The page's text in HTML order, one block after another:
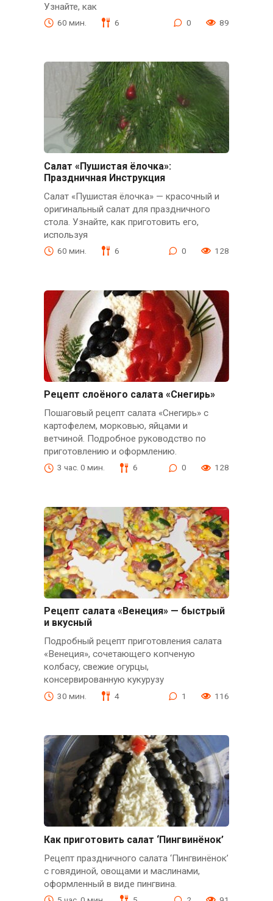
Узнайте, как
60 мин. 6 0 89
Салат «Пушистая ёлочка»:
Праздничная Инструкция
Салат «Пушистая ёлочка» — красочный и
оригинальный салат для праздничного
стола. Узнайте, как приготовить его,
используя
60 мин. 6 0 128
Рецепт слоёного салата «Снегирь»
Пошаговый рецепт салата «Снегирь» с
картофелем, морковью, яйцами и
ветчиной. Подробное руководство по
приготовлению и оформлению.
3 час. 0 мин. 6 0 128
Рецепт салата «Венеция» — быстрый
и вкусный
Подробный рецепт приготовления салата
«Венеция», сочетающего копченую
колбасу, свежие огурцы,
консервированную кукурузу
30 мин. 4 1 116
Как приготовить салат ‘Пингвинёнок’
Рецепт праздничного салата ‘Пингвинёнок’
с говядиной, овощами и маслинами,
оформленный в виде пингвина.